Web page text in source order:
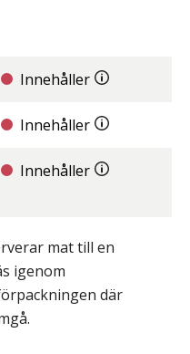
Innehåller
Innehåller
Innehåller
mat till en
igenom
där